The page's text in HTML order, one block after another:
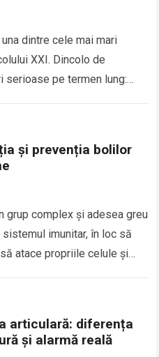
dintre cele mai mari
XXI. Dincolo de
serioase pe termen lung:
și prevenția bolilor
grup complex și adesea greu
imunitar, în loc să
atace propriile celule și
articulară: diferența
și alarmă reală